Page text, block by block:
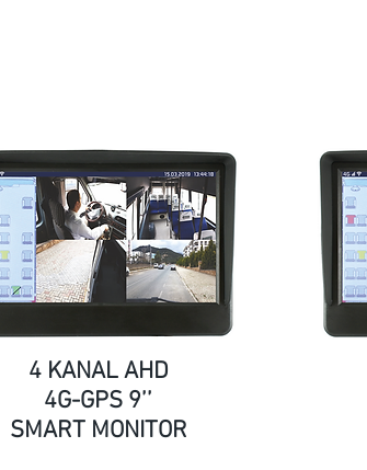
4 KANAL AHD
4G-GPS 9’’
SMART MONITOR